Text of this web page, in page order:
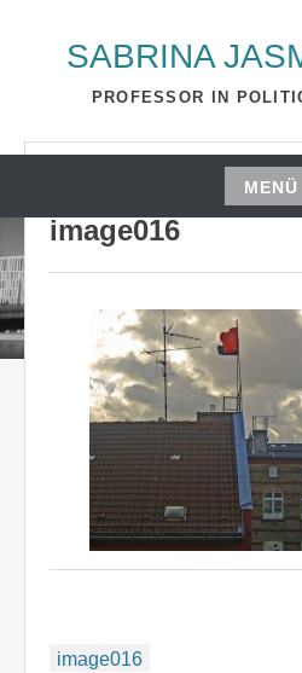
SABRINA
PROFESSOR IN
MENÜ
Zum
Inhalt
springen
S_2510A
image016
Beitragsnavigation
image016